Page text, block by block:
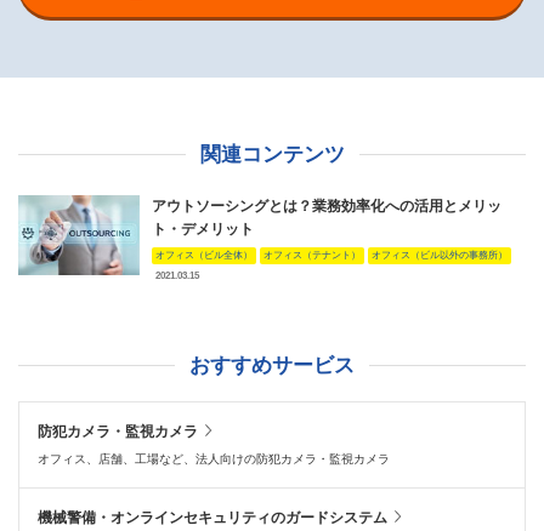
関連コンテンツ
アウトソーシングとは？業務効率化への活用とメリッ
ト・デメリット
オフィス（ビル全体） オフィス（テナント）
オフィス（ビル以外の事務所）
2021.03.15
おすすめサービス
防犯カメラ・監視カメラ
オフィス、店舗、工場など、法人向けの防犯カメラ・監視カメラ
機械警備・オンラインセキュリティのガードシステム